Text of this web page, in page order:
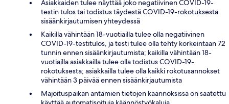
Asiakkaiden tulee näyttää joko negatiivinen COVID-19-
testin tulos tai todistus täydestä COVID-19-rokotuksesta
sisäänkirjautumisen yhteydessä
Kaikilla vähintään 18-vuotiailla tulee olla negatiivinen
COVID-19-testitulos, ja testi tulee olla tehty korkeintaan 72
tunnin ennen sisäänkirjautumista; kaikilla vähintään 18-
vuotiailla asiakkailla tulee olla todistus COVID-19-
rokotuksesta; asiakkailla tulee olla kaikki rokotusannokset
vähintään 3 päivää ennen sisäänkirjautumista
Majoituspaikan antamien tietojen käännöksissä on saatettu